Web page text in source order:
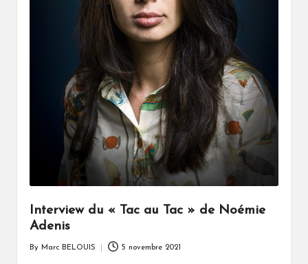
Interview du « Tac au Tac » de Noémie
Adenis
By Marc BELOUIS 5 novembre 2021